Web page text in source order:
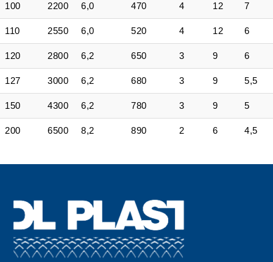
100 2200 6,0 470 4 12 7
110 2550 6,0 520 4 12 6
120 2800 6,2 650 3 9 6
127 3000 6,2 680 3 9 5,5
150 4300 6,2 780 3 9 5
200 6500 8,2 890 2 6 4,5